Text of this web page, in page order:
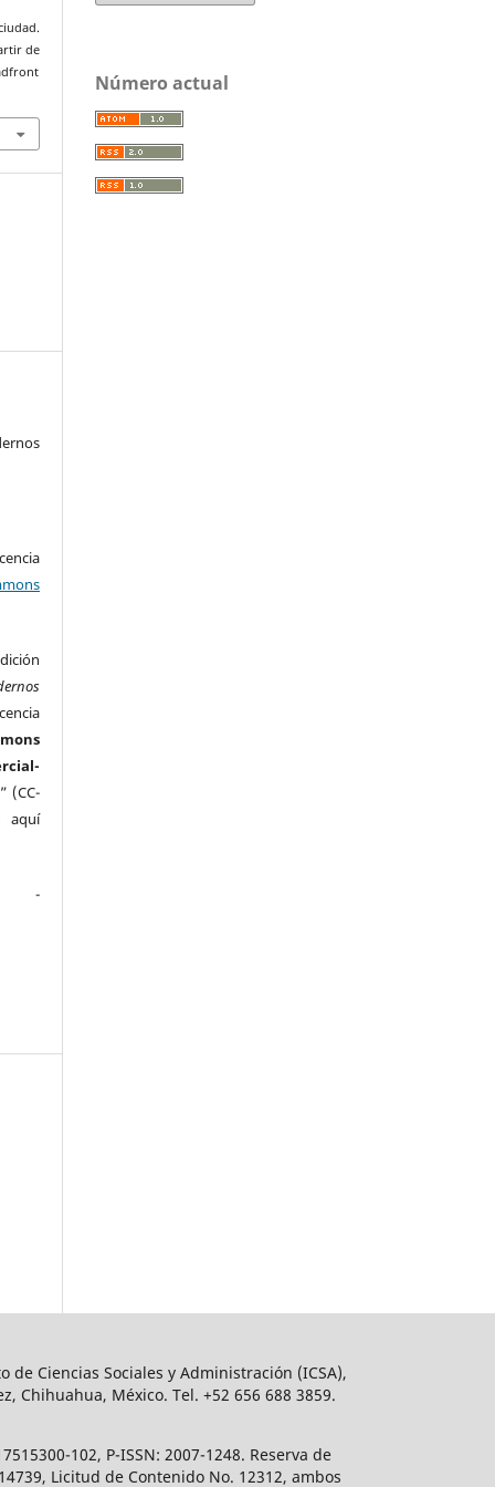
de
” (CC-
aquí
Número actual
Ciencias Sociales y Administración (ICSA),
Chihuahua, México. Tel. +52 656 688 3859.
102, P-ISSN: 2007-1248. Reserva de
Licitud de Contenido No. 12312, ambos